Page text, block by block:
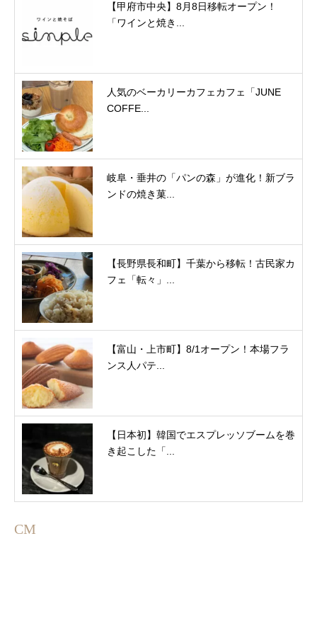
【甲府市中央】8月8日移転オープン！
「ワインと焼き...
人気のベーカリーカフェカフェ「JUNE
COFFE...
岐阜・垂井の「パンの森」が進化！新ブラ
ンドの焼き菓...
【長野県長和町】千葉から移転！古民家カ
フェ「転々」...
【富山・上市町】8/1オープン！本場フラ
ンス人パテ...
【日本初】韓国でエスプレッソブームを巻
き起こした「...
CM